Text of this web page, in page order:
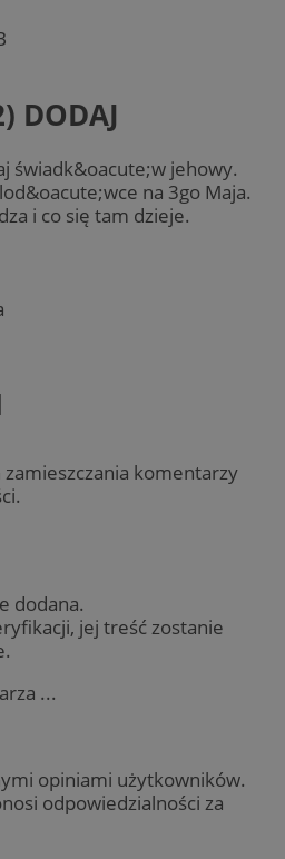
DODAJ
świadk&oacute;w jehowy.
na 3go Maja.
i co się tam dzieje.
komentarzy
dodana.
jej treść zostanie
...
opiniami użytkowników.
odpowiedzialności za